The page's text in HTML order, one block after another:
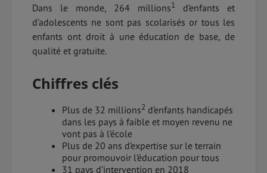
Dans le monde, 264 millions1
d’enfants et
d’adolescents ne sont pas scolarisés or tous les
enfants ont droit à une éducation de base, de
qualité et gratuite.
Chiffres clés
Plus de 32 millions2 d’enfants handicapés
dans les pays à faible et moyen revenu ne
vont pas à l’école
Plus de 20 ans d’expertise sur le terrain
pour promouvoir l’éducation pour tous
31 pays d’intervention en 2018